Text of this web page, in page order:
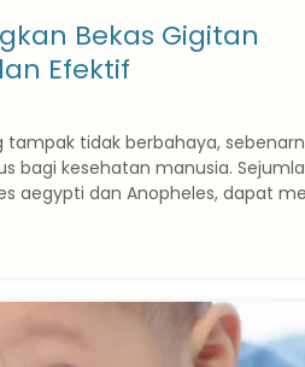
Bekas Gigitan
Efektif
tampak tidak berbahaya,
bagi kesehatan manusia.
aegypti dan Anopheles, dapat